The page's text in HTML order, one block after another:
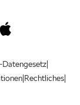
Datengesetz|
|Rechtliches|